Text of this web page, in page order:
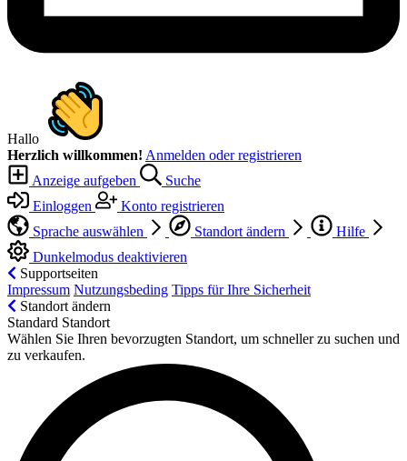
Hallo
Herzlich willkommen! Anmelden oder registrieren
Anzeige aufgeben
Suche
Einloggen
Konto registrieren
Sprache auswählen
Standort ändern
Hilfe
Dunkelmodus deaktivieren
Supportseiten
Impressum Nutzungsbeding Tipps für Ihre Sicherheit
Standort ändern
Standard Standort
Wählen Sie Ihren bevorzugten Standort, um schneller zu suchen und
zu verkaufen.